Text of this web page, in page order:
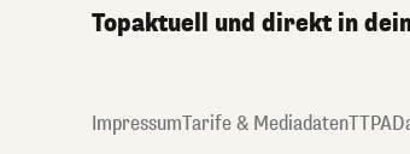
Topaktuell und direkt in
ImpressumTarife & MediadatenTTPA